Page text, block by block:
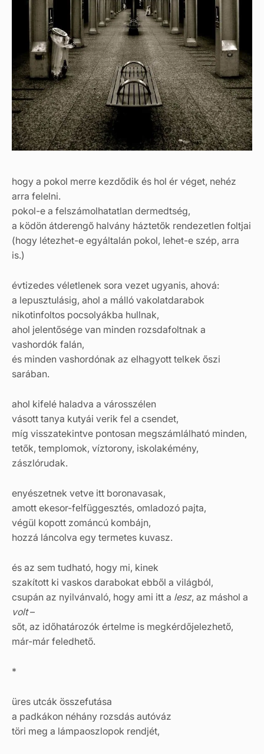
hogy a pokol merre kezdődik és hol ér véget, nehéz
arra felelni.
pokol-e a felszámolhatatlan dermedtség,
a ködön átderengő halvány háztetők rendezetlen foltjai
(hogy létezhet-e egyáltalán pokol, lehet-e szép, arra
is.)
évtizedes véletlenek sora vezet ugyanis, ahová:
a lepusztulásig, ahol a málló vakolatdarabok
nikotinfoltos pocsolyákba hullnak,
ahol jelentősége van minden rozsdafoltnak a
vashordók falán,
és minden vashordónak az elhagyott telkek őszi
sarában.
ahol kifelé haladva a városszélen
vásott tanya kutyái verik fel a csendet,
míg visszatekintve pontosan megszámlálható minden,
tetők, templomok, víztorony, iskolakémény,
zászlórudak.
enyészetnek vetve itt boronavasak,
amott ekesor-felfüggesztés, omladozó pajta,
végül kopott zománcú kombájn,
hozzá láncolva egy termetes kuvasz.
és az sem tudható, hogy mi, kinek
szakított ki vaskos darabokat ebből a világból,
csupán az nyilvánvaló, hogy ami itt a lesz, az máshol a
volt–
sőt, az időhatározók értelme is megkérdőjelezhető,
már-már feledhető.
*
üres utcák összefutása
a padkákon néhány rozsdás autóváz
töri meg a lámpaoszlopok rendjét,